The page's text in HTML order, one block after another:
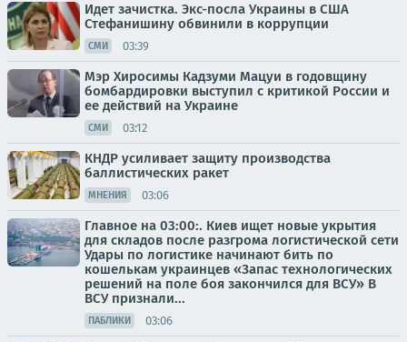
Идет зачистка. Экс-посла Украины в США
Стефанишину обвинили в коррупции
СМИ 03:39
Мэр Хиросимы Кадзуми Мацуи в годовщину
бомбардировки выступил с критикой России и
ее действий на Украине
СМИ 03:12
КНДР усиливает защиту производства
баллистических ракет
МНЕНИЯ 03:06
Главное на 03:00:. Киев ищет новые укрытия
для складов после разгрома логистической сети
Удары по логистике начинают бить по
кошелькам украинцев «Запас технологических
решений на поле боя закончился для ВСУ» В
ВСУ признали...
ПАБЛИКИ 03:06